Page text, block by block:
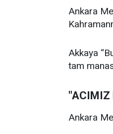
Ankara
Akkaya
tam
"ACIMIZ
Ankara